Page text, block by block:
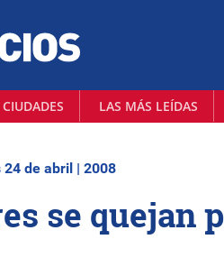
CIUDADES LAS MÁS LEÍDAS
24 de abril | 2008
se quejan